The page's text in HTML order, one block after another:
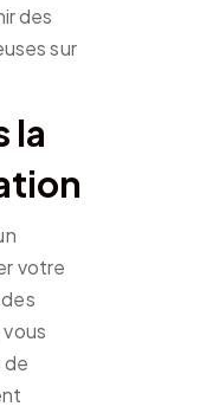
des
sur
la
votre
de